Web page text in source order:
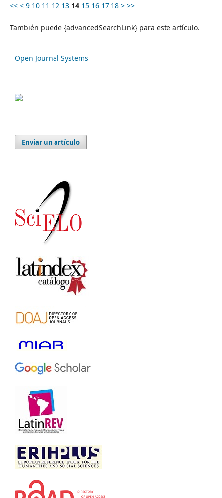
<< < 9 10 11 12 13 14 15 16 17 18 > >>
También puede {advancedSearchLink} para este artículo.
Open Journal Systems
Enviar un artículo